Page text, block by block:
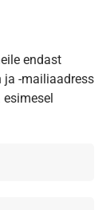
endast
ja -mailiaadress